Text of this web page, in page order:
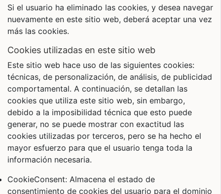
Si el usuario ha eliminado las cookies, y desea navegar
nuevamente en este sitio web, deberá aceptar una vez
más las cookies.
cookies utilizadas en este sitio web
Este sitio web hace uso de las siguientes cookies:
técnicas, de personalización, de análisis, de publicidad
comportamental. A continuación, se detallan las
cookies que utiliza este sitio web, sin embargo,
debido a la imposibilidad técnica que esto puede
generar, no se puede mostrar con exactitud las
cookies utilizadas por terceros, pero se ha hecho el
mayor esfuerzo para que el usuario tenga toda la
información necesaria.
CookieConsent: Almacena el estado de
consentimiento de cookies del usuario para el dominio